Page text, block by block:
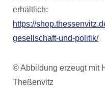
erhältlich:
https://
gesellschaft-und-politik/
© Abbildung erzeugt mit
Theßenvitz